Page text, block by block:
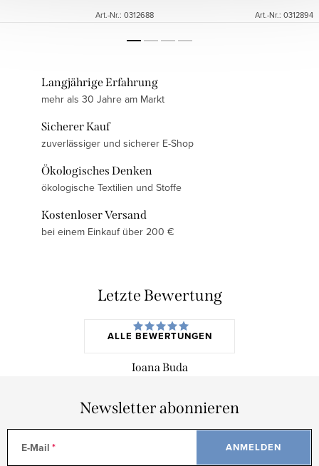
Art.-Nr.: 0312688 Art.-Nr.: 0312894
Langjährige Erfahrung
mehr als 30 Jahre am Markt
Sicherer Kauf
zuverlässiger und sicherer E-Shop
Ökologisches Denken
ökologische Textilien und Stoffe
Kostenloser Versand
bei einem Einkauf über 200 €
Letzte Bewertung
ALLE BEWERTUNGEN
Ioana Buda
Newsletter abonnieren
E-Mail ANMELDEN